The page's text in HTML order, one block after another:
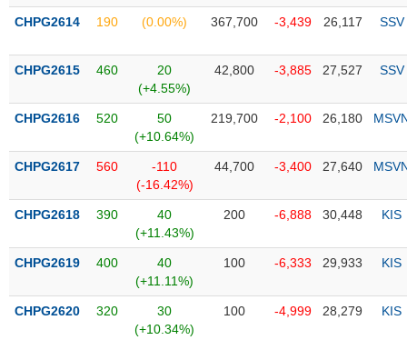
mục
ETF
Cổ
chi
tiết
Tổng
quan
Giao
dịch
Tài
chính
Phân
tích
CHPG2614 190 (0.00%) 367,700 -3,439 26,117 SSV
CHPG2615 460
20
(+4.55%)
42,800 -3,885 27,527 SSV
CHPG2616 520
50
(+10.64%)
219,700 -2,100 26,180
CHPG2617 560
-110
(-16.42%)
44,700 -3,400 27,640
CHPG2618 390
40
(+11.43%)
200 -6,888 30,448 KIS
CHPG2619 400
40
(+11.11%)
100 -6,333 29,933 KIS
CHPG2620 320
30
(+10.34%)
100 -4,999 28,279 KIS
MỚI
Ngành
(-)
VS-
LƯỢNG